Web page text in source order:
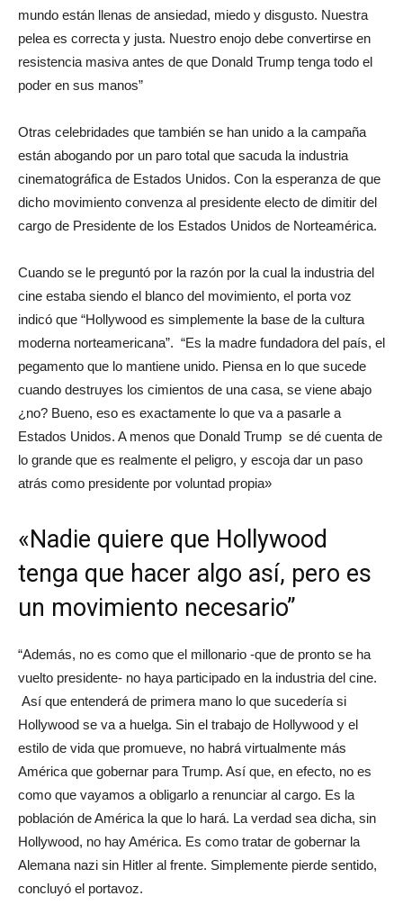
mundo están llenas de ansiedad, miedo y disgusto. Nuestra
pelea es correcta y justa. Nuestro enojo debe convertirse en
resistencia masiva antes de que Donald Trump tenga todo el
poder en sus manos”
Otras celebridades que también se han unido a la campaña
están abogando por un paro total que sacuda la industria
cinematográfica de Estados Unidos. Con la esperanza de que
dicho movimiento convenza al presidente electo de dimitir del
cargo de Presidente de los Estados Unidos de Norteamérica.
Cuando se le preguntó por la razón por la cual la industria del
cine estaba siendo el blanco del movimiento, el porta voz
indicó que “Hollywood es simplemente la base de la cultura
moderna norteamericana”. “Es la madre fundadora del país, el
pegamento que lo mantiene unido. Piensa en lo que sucede
cuando destruyes los cimientos de una casa, se viene abajo
¿no? Bueno, eso es exactamente lo que va a pasarle a
Estados Unidos. A menos que Donald Trump se dé cuenta de
lo grande que es realmente el peligro, y escoja dar un paso
atrás como presidente por voluntad propia»
«Nadie quiere que Hollywood
tenga que hacer algo así, pero es
un movimiento necesario”
“Además, no es como que el millonario -que de pronto se ha
vuelto presidente- no haya participado en la industria del cine.
Así que entenderá de primera mano lo que sucedería si
Hollywood se va a huelga. Sin el trabajo de Hollywood y el
estilo de vida que promueve, no habrá virtualmente más
América que gobernar para Trump. Así que, en efecto, no es
como que vayamos a obligarlo a renunciar al cargo. Es la
población de América la que lo hará. La verdad sea dicha, sin
Hollywood, no hay América. Es como tratar de gobernar la
Alemana nazi sin Hitler al frente. Simplemente pierde sentido,
concluyó el portavoz.